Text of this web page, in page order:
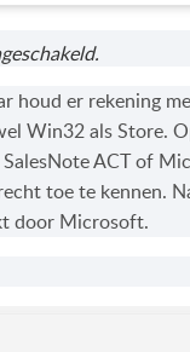
houd er rekening
Win32 als
ACT of
toe te kennen.
door Microsoft.